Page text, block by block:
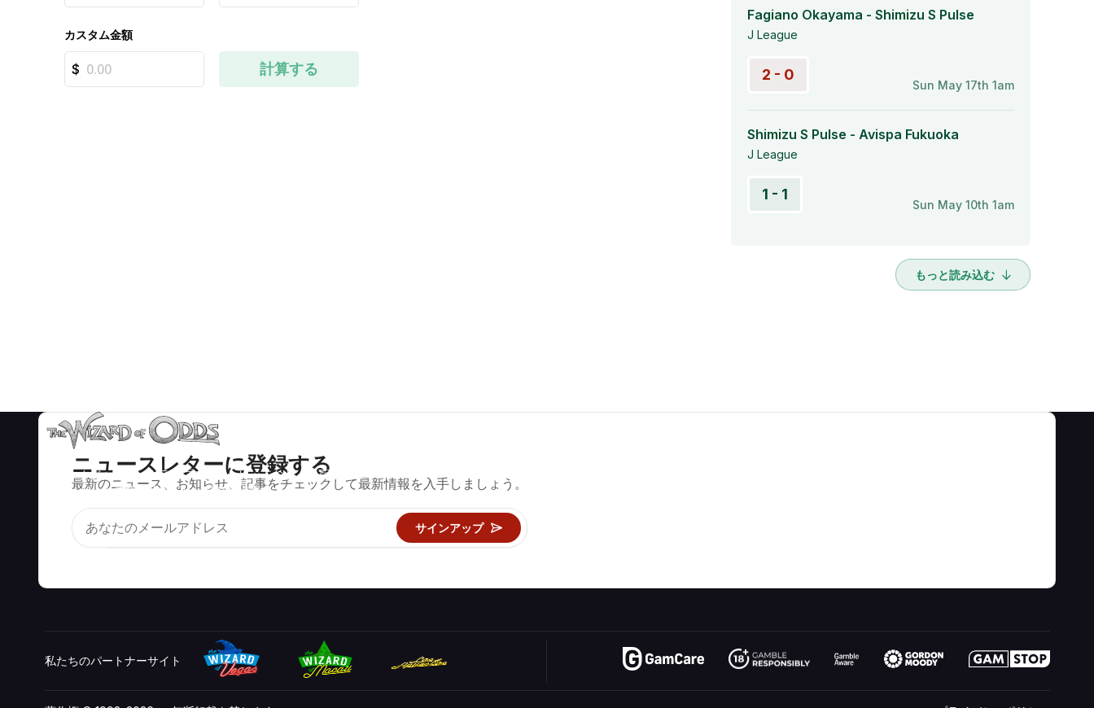
カスタム金額
計算する
Fagiano Okayama - Shimizu S Pulse
J League
2 - 0
Sun May 17th 1am
Shimizu S Pulse - Avispa Fukuoka
J League
1 - 1
Sun May 10th 1am
もっと読み込む
ニュースレターに登録する
最新のニュース、お知らせ、記事をチェックして最新情報を入手しましょう。
サインアップ
ブラックジャック、クラップス、ルーレットなど、数百種類の
カジノゲームで数学的に正しい戦略と情報。
私たちのパートナーサイト